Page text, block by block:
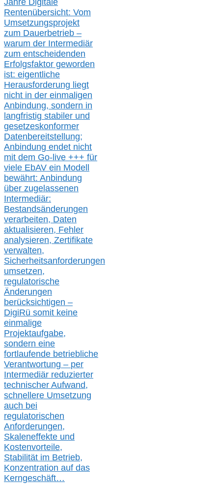
Jahre Digitale
Rentenübersicht: Vom
Umsetzungsprojekt
zum Dauerbetrieb –
warum der Intermediär
zum entscheidenden
Erfolgsfaktor geworden
ist: eigentliche
Herausforderung liegt
nicht in der einmaligen
Anbindung, sondern in
langfristig stabiler und
gesetzeskonformer
Datenbereitstellung;
Anbindung endet nicht
mit dem Go-live +++ für
viele EbAV ein Modell
bewährt: Anbindung
über zugelassenen
Intermediär:
Bestandsänderungen
verarbeiten, Daten
aktualisieren, Fehler
analysieren, Zertifikate
verwalten,
Sicherheitsanforderungen
umsetzen,
regulatorische
Änderungen
berücksichtigen –
DigiRü somit keine
einmalige
Projektaufgabe,
sondern eine
fortlaufende betriebliche
Verantwortung – per
Intermediär reduzierter
technischer Aufwand,
schnellere Umsetzung
auch bei
regulatorischen
Anforderungen,
Skaleneffekte und
Kostenvorteile,
Stabilität im Betrieb,
Konzentration auf das
Kerngeschäft…